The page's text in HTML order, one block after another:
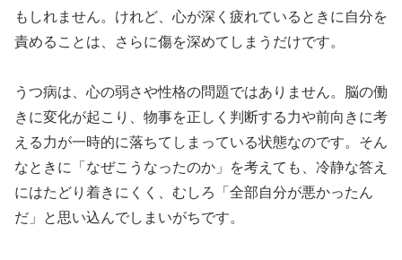
もしれません。けれど、心が深く疲れているときに自分を
責めることは、さらに傷を深めてしまうだけです。
うつ病は、心の弱さや性格の問題ではありません。脳の働
きに変化が起こり、物事を正しく判断する力や前向きに考
える力が一時的に落ちてしまっている状態なのです。そん
なときに「なぜこうなったのか」を考えても、冷静な答え
にはたどり着きにくく、むしろ「全部自分が悪かったん
だ」と思い込んでしまいがちです。